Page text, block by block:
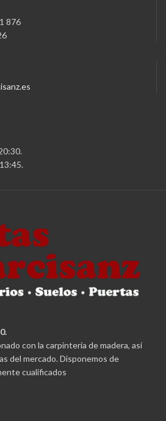
876
con la carpintería de madera, así
del mercado. Disponemos de
cualificados